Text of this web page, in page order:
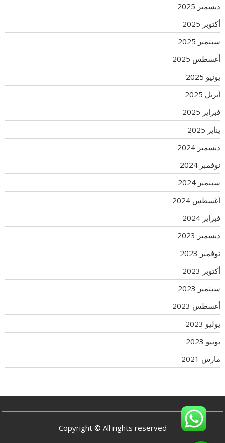
ديسمبر 2025
أكتوبر 2025
سبتمبر 2025
أغسطس 2025
يونيو 2025
أبريل 2025
فبراير 2025
يناير 2025
ديسمبر 2024
نوفمبر 2024
سبتمبر 2024
أغسطس 2024
فبراير 2024
ديسمبر 2023
نوفمبر 2023
أكتوبر 2023
سبتمبر 2023
أغسطس 2023
يوليو 2023
يونيو 2023
مارس 2021
Copyright © All rights reserved